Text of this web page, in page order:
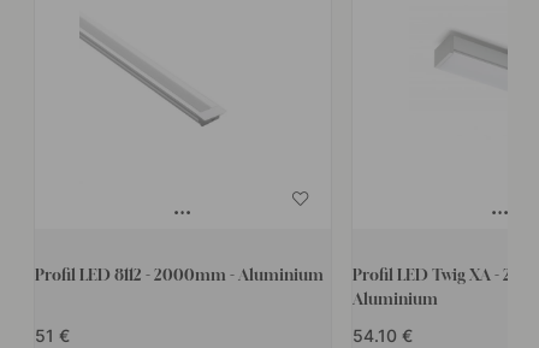
Profil LED 8112 - 2000mm - Aluminium
51
Profil LED Twig XA -
Aluminium
54.10